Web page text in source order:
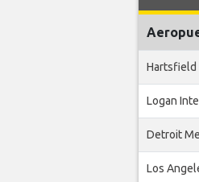
Hartsfield
Logan
Detroit
Los